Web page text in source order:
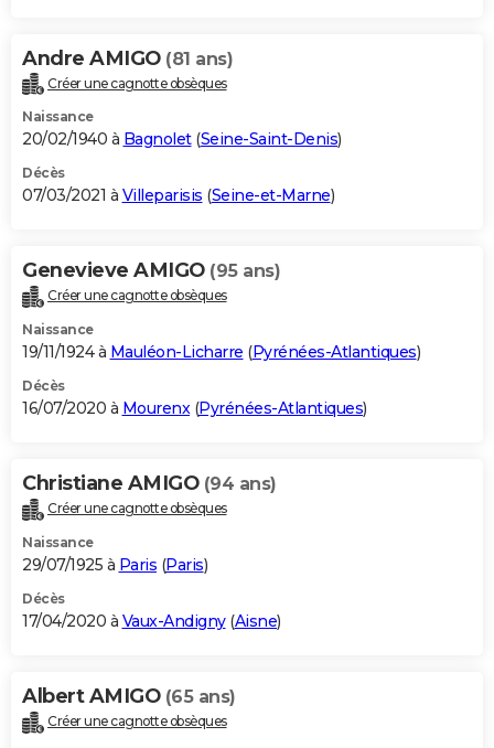
Andre AMIGO (81 ans)
Créer une cagnotte obsèques
Naissance
20/02/1940 à Bagnolet(Seine-Saint-Denis)
Décès
07/03/2021 à Villeparisis (Seine-et-Marne)
Genevieve AMIGO (95 ans)
Créer une cagnotte obsèques
Naissance
19/11/1924 à Mauléon-Licharre (Pyrénées-Atlantiques)
Décès
16/07/2020 à Mourenx(Pyrénées-Atlantiques)
Christiane AMIGO (94 ans)
Créer une cagnotte obsèques
Naissance
29/07/1925 à Paris (Paris)
Décès
17/04/2020 à Vaux-Andigny(Aisne)
Albert AMIGO (65 ans)
Créer une cagnotte obsèques